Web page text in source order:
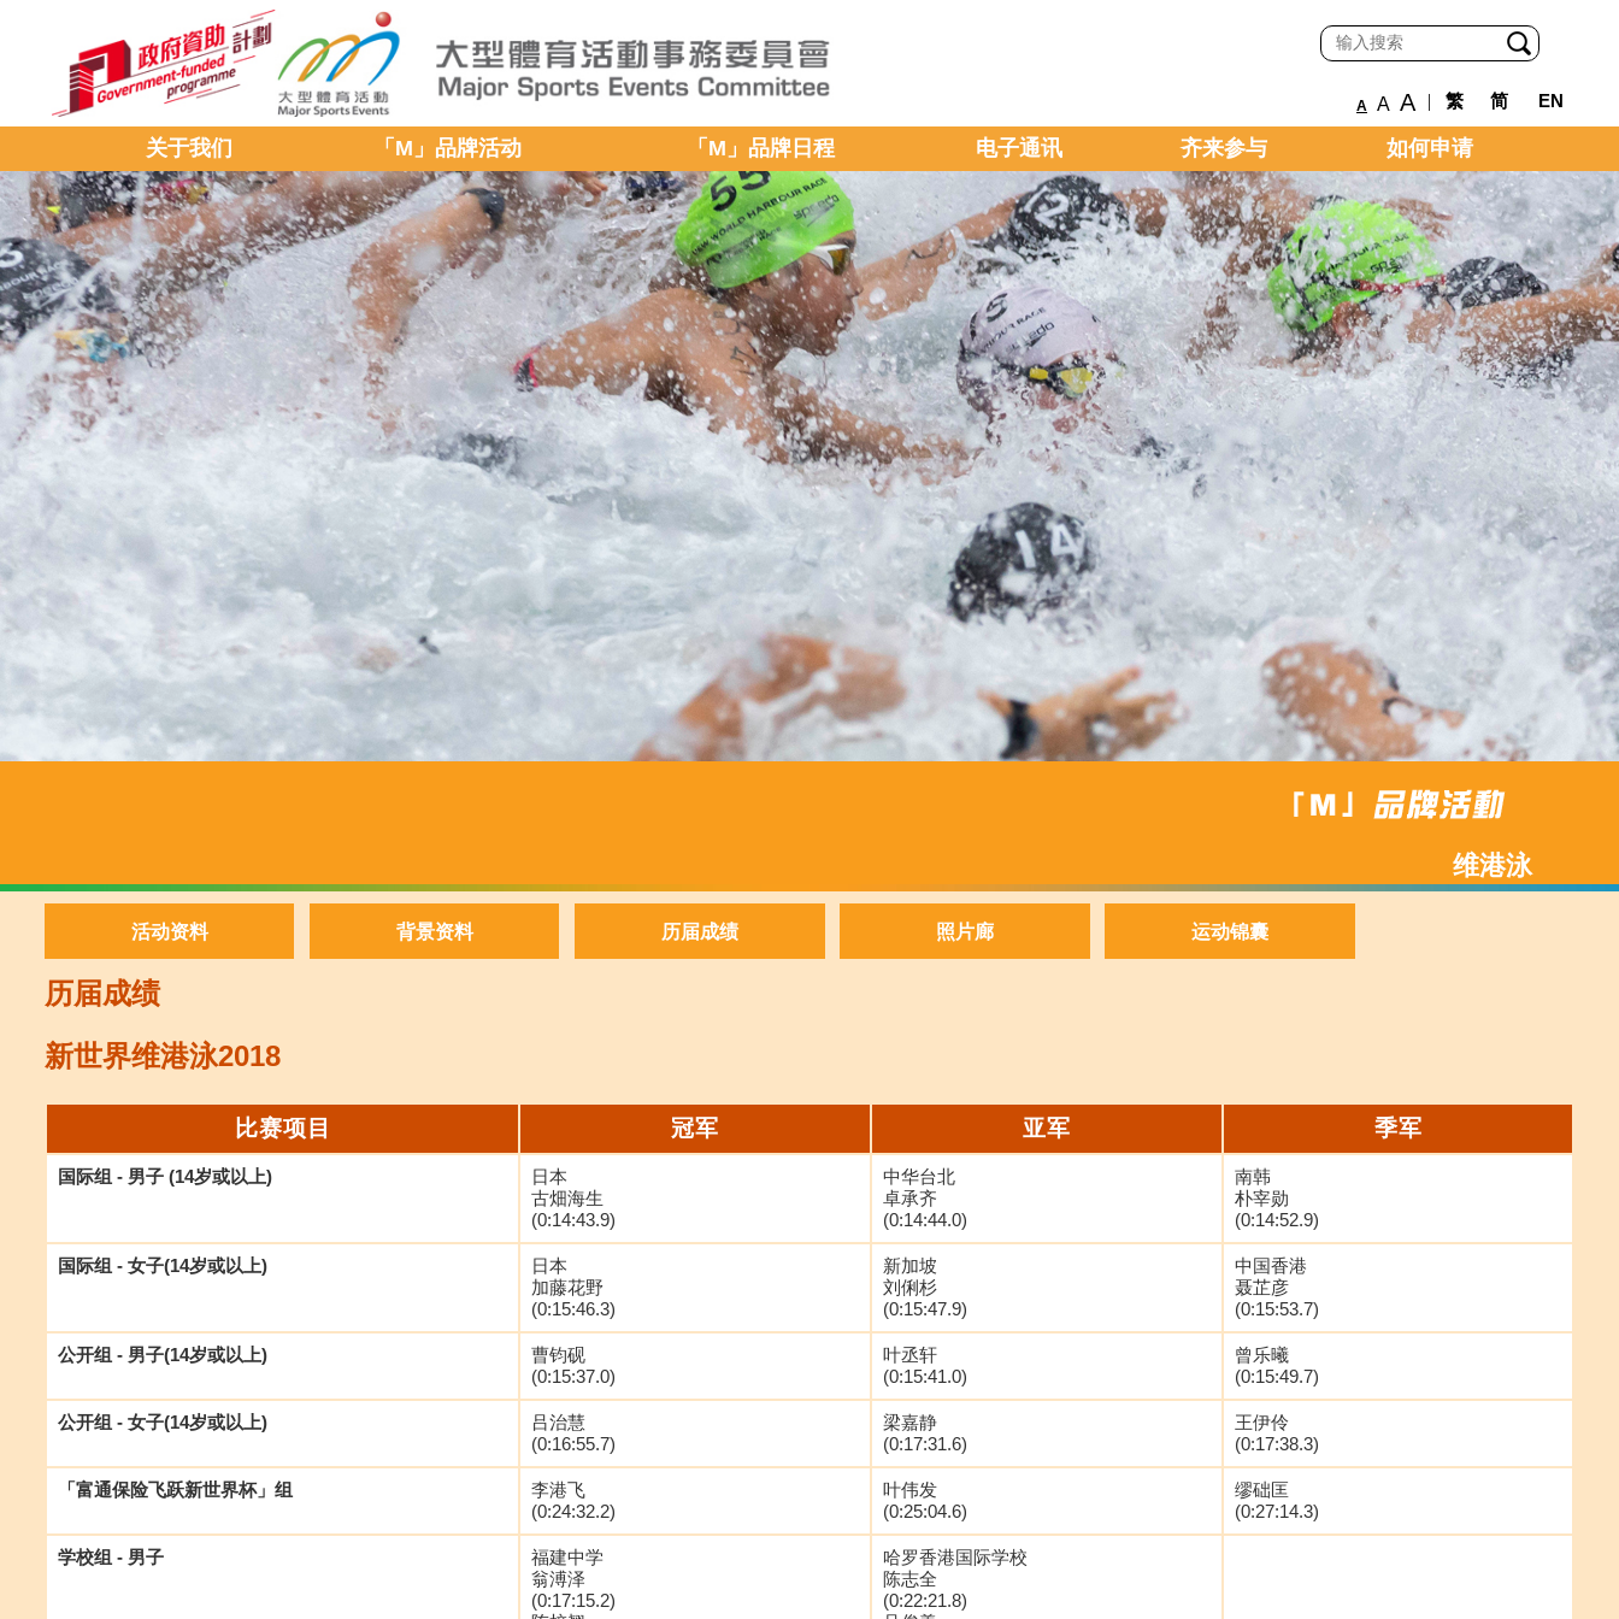
A A A | 繁 简 EN
关于我们 「M」品牌活动 「M」品牌日程 电子通讯 齐来参与 如何申请
维港泳
活动资料 背景资料 历届成绩 照片廊 运动锦囊
历届成绩
新世界维港泳2018
比赛项目 冠军 亚军 季军
国际组 - 男子 (14岁或以上)
日本
古畑海生
(0:14:43.9)
中华台北
卓承齐
(0:14:44.0)
南韩
朴宰勋
(0:14:52.9)
国际组 - 女子(14岁或以上)
日本
加藤花野
(0:15:46.3)
新加坡
刘俐杉
(0:15:47.9)
中国香港
聂芷彦
(0:15:53.7)
公开组 - 男子(14岁或以上)
曹钧砚
(0:15:37.0)
叶丞轩
(0:15:41.0)
曾乐曦
(0:15:49.7)
公开组 - 女子(14岁或以上)
吕治慧
(0:16:55.7)
梁嘉静
(0:17:31.6)
王伊伶
(0:17:38.3)
「富通保险飞跃新世界杯」组
李港飞
(0:24:32.2)
叶伟发
(0:25:04.6)
缪础匡
(0:27:14.3)
学校组 - 男子
福建中学
翁溥泽
(0:17:15.2)
哈罗香港国际学校
陈志全
(0:22:21.8)